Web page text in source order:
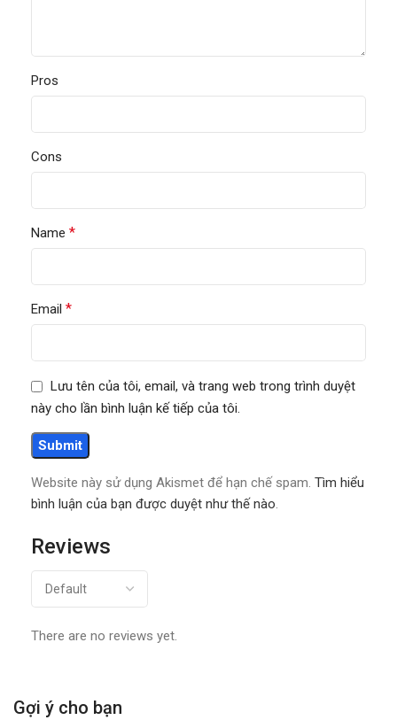
Reviews
There are no reviews yet.
Pros
Cons
Name *
Email *
Lưu tên của tôi, email, và trang web trong trình duyệt
này cho lần bình luận kế tiếp của tôi.
Website này sử dụng Akismet để hạn chế spam. Tìm hiểu
bình luận của bạn được duyệt như thế nào.
Gợi ý cho bạn